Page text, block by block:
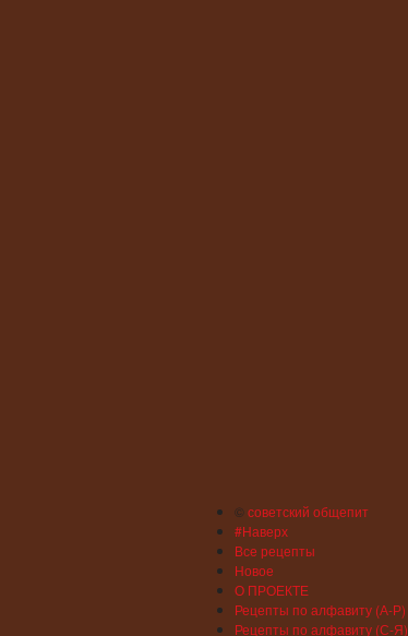
©советский общепит
#Наверх
Все рецепты
Новое
О ПРОЕКТЕ
Рецепты по алфавиту (А-Р)
Рецепты по алфавиту (С-Я)